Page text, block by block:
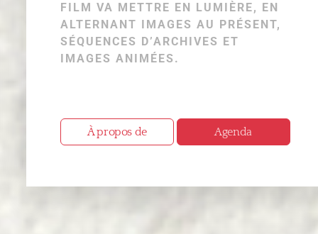
FILM VA METTRE EN LUMIÈRE, EN
ALTERNANT IMAGES AU PRÉSENT,
SÉQUENCES D’ARCHIVES ET
IMAGES ANIMÉES.
À propos de Agenda